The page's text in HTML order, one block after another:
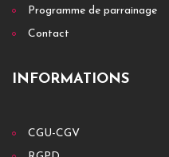
Programme de parrainage
Contact
INFORMATIONS
CGU-CGV